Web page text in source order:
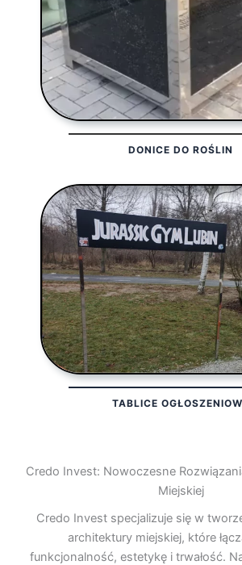
DONICE DO ROŚLIN
TABLICE
Credo Invest: Nowoczesne
Miejskiej
Credo Invest specjalizuje się w
architektury miejskiej, które
funkcjonalność, estetykę i trwałość.